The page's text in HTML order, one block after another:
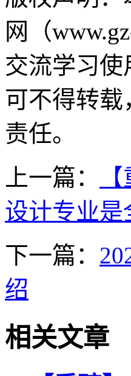
网（
交流学习
可不得转
责任。
上一篇：
设计专业是
下一篇：
绍
相关文章